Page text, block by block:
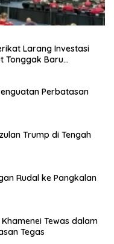
Larang Investasi
Tonggak Baru
Perbatasan
Trump di Tengah
Rudal ke Pangkalan
Tewas dalam
Tegas